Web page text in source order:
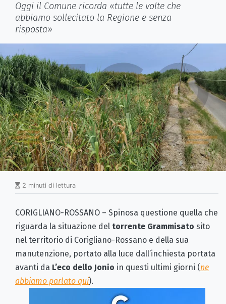
Oggi il Comune ricorda «tutte le volte che
abbiamo sollecitato la Regione e senza
risposta»
2 minuti di lettura
CORIGLIANO-ROSSANO – Spinosa questione quella che
riguarda la situazione del torrente Grammisato sito
nel territorio di Corigliano-Rossano e della sua
manutenzione, portato alla luce dall’inchiesta portata
avanti da L’eco dello Jonio in questi ultimi giorni (ne
abbiamo parlato qui).